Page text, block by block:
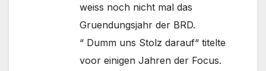
weiss noch nicht mal das
Gruendungsjahr der BRD.
“ Dumm uns Stolz darauf“ titelte
voor einigen Jahren der Focus.